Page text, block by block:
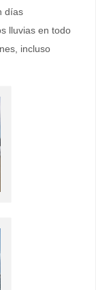
días
lluvias en todo
incluso